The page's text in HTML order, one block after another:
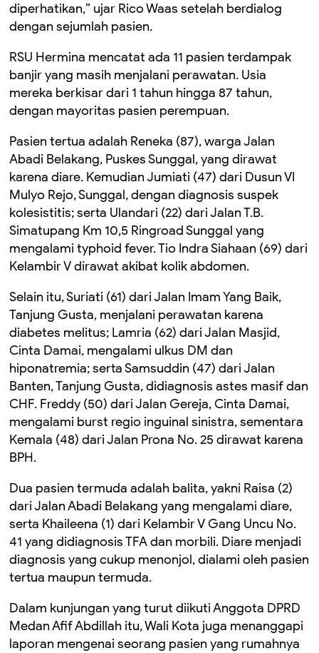
diperhatikan,” ujar Rico Waas setelah berdialog
dengan sejumlah pasien.
RSU Hermina mencatat ada 11 pasien terdampak
banjir yang masih menjalani perawatan. Usia
mereka berkisar dari 1 tahun hingga 87 tahun,
dengan mayoritas pasien perempuan.
Pasien tertua adalah Reneka (87), warga Jalan
Abadi Belakang, Puskes Sunggal, yang dirawat
karena diare. Kemudian Jumiati (47) dari Dusun VI
Mulyo Rejo, Sunggal, dengan diagnosis suspek
kolesistitis; serta Ulandari (22) dari Jalan T.B.
Simatupang Km 10,5 Ringroad Sunggal yang
mengalami typhoid fever. Tio Indra Siahaan (69) dari
Kelambir V dirawat akibat kolik abdomen.
Selain itu, Suriati (61) dari Jalan Imam Yang Baik,
Tanjung Gusta, menjalani perawatan karena
diabetes melitus; Lamria (62) dari Jalan Masjid,
Cinta Damai, mengalami ulkus DM dan
hiponatremia; serta Samsuddin (47) dari Jalan
Banten, Tanjung Gusta, didiagnosis astes masif dan
CHF. Freddy (50) dari Jalan Gereja, Cinta Damai,
mengalami burst regio inguinal sinistra, sementara
Kemala (48) dari Jalan Prona No. 25 dirawat karena
BPH.
Dua pasien termuda adalah balita, yakni Raisa (2)
dari Jalan Abadi Belakang yang mengalami diare,
serta Khaileena (1) dari Kelambir V Gang Uncu No.
41 yang didiagnosis TFA dan morbili. Diare menjadi
diagnosis yang cukup menonjol, dialami oleh pasien
tertua maupun termuda.
Dalam kunjungan yang turut diikuti Anggota DPRD
Medan Afif Abdillah itu, Wali Kota juga menanggapi
laporan mengenai seorang pasien yang rumahnya